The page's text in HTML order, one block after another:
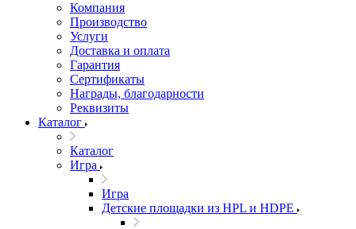
Компания
Производство
Услуги
Доставка и оплата
Гарантия
Сертификаты
Награды, благодарности
Реквизиты
Каталог
Каталог
Игра
Игра
Детские площадки из HPL и HDPE